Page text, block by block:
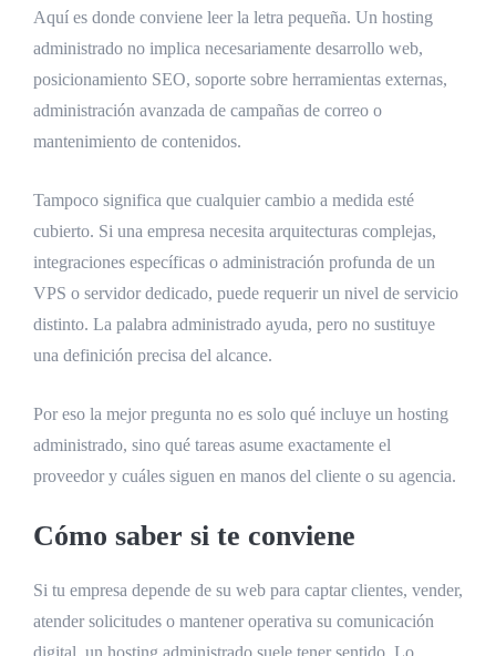
Aquí es donde conviene leer la letra pequeña. Un hosting
administrado no implica necesariamente desarrollo web,
posicionamiento SEO, soporte sobre herramientas externas,
administración avanzada de campañas de correo o
mantenimiento de contenidos.
Tampoco significa que cualquier cambio a medida esté
cubierto. Si una empresa necesita arquitecturas complejas,
integraciones específicas o administración profunda de un
VPS o servidor dedicado, puede requerir un nivel de servicio
distinto. La palabra administrado ayuda, pero no sustituye
una definición precisa del alcance.
Por eso la mejor pregunta no es solo qué incluye un hosting
administrado, sino qué tareas asume exactamente el
proveedor y cuáles siguen en manos del cliente o su agencia.
Cómo saber si te conviene
Si tu empresa depende de su web para captar clientes, vender,
atender solicitudes o mantener operativa su comunicación